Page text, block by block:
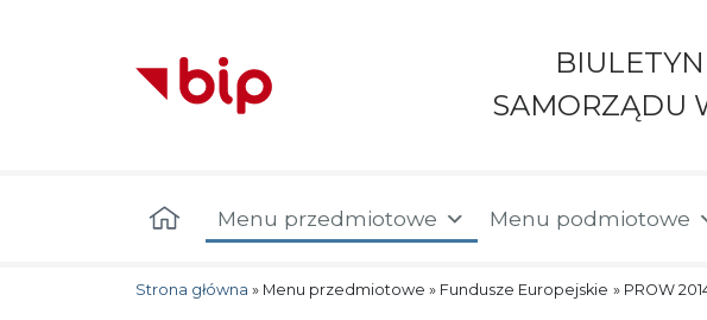
SAMORZĄDU
Menu przedmiotowe Menu podmiotowe
Strona główna » Menu przedmiotowe » Fundusze Europejskie » PROW